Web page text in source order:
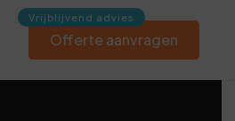
Offerte aanvragen